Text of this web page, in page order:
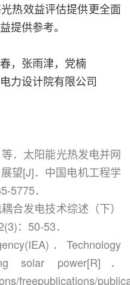
热效益评估提供更全面
提供参考。
，张雨津，党楠
力设计院有限公司
．太阳能光热发电并网
望[J]．中国电机工程学
5775．
合发电技术综述（下）
：50-53．
．Technology
solar power[R]．
freepublications/